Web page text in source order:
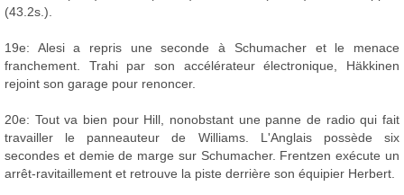
(43.2s.).
19e: Alesi a repris une seconde à Schumacher et le menace
franchement. Trahi par son accélérateur électronique, Häkkinen
rejoint son garage pour renoncer.
20e: Tout va bien pour Hill, nonobstant une panne de radio qui fait
travailler le panneauteur de Williams. L'Anglais possède six
secondes et demie de marge sur Schumacher. Frentzen exécute un
arrêt-ravitaillement et retrouve la piste derrière son équipier Herbert.